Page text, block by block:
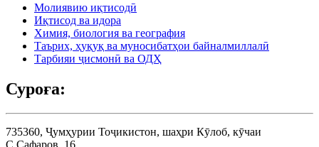
Молиявию иқтисодӣ
Иқтисод ва идора
Химия, биология ва география
Таърих, ҳуқуқ ва муносибатҳои байналмиллалӣ
Тарбияи ҷисмонӣ ва ОДҲ
Суроға:
735360, Ҷумҳурии Тоҷикистон, шаҳри Кӯлоб, кӯчаи
С.Сафаров, 16